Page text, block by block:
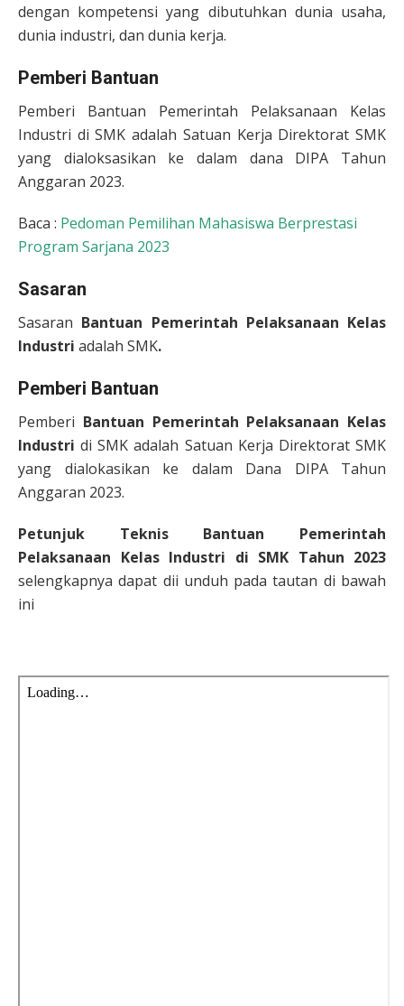
dengan kompetensi yang dibutuhkan dunia usaha,
dunia industri, dan dunia kerja.
Pemberi Bantuan
Pemberi Bantuan Pemerintah Pelaksanaan Kelas
Industri di SMK adalah Satuan Kerja Direktorat SMK
yang dialoksasikan ke dalam dana DIPA Tahun
Anggaran 2023.
Baca : Pedoman Pemilihan Mahasiswa Berprestasi
Program Sarjana 2023
Sasaran
Sasaran Bantuan Pemerintah Pelaksanaan Kelas
Industri adalah SMK.
Pemberi Bantuan
Pemberi Bantuan Pemerintah Pelaksanaan Kelas
Industri di SMK adalah Satuan Kerja Direktorat SMK
yang dialokasikan ke dalam Dana DIPA Tahun
Anggaran 2023.
Petunjuk Teknis Bantuan Pemerintah
Pelaksanaan Kelas Industri di SMK Tahun 2023
selengkapnya dapat dii unduh pada tautan di bawah
ini